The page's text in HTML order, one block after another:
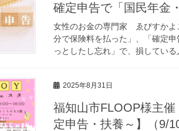
確定申告で「国民年金
女性のお金の専門家 ゑびすかよ
分で保険料を払った」、「確定
っとしたし忘れ」で、損してい
2025年8月31日
福知山市FLOOP様主
定申告・扶養～】（9/